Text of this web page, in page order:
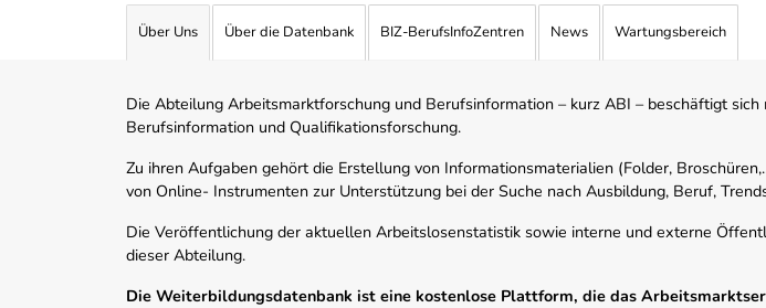
Über Uns Über die Datenbank BIZ-BerufsInfoZentren News Wartungsbereich
Die Abteilung Arbeitsmarktforschung und Berufsinformation – kurz ABI – beschäftigt
Berufsinformation und Qualifikationsforschung.
Zu ihren Aufgaben gehört die Erstellung von Informationsmaterialien (Folder,
von Online- Instrumenten zur Unterstützung bei der Suche nach Ausbildung, Beruf,
Die Veröffentlichung der aktuellen Arbeitslosenstatistik sowie interne und externe
dieser Abteilung.
Die Weiterbildungsdatenbank ist eine kostenlose Plattform, die das